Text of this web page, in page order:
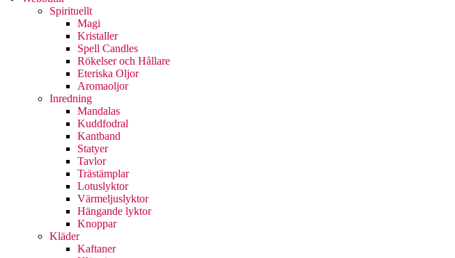
Spirituellt
Magi
Kristaller
Spell Candles
Rökelser och Hållare
Eteriska Oljor
Aromaoljor
Inredning
Mandalas
Kuddfodral
Kantband
Statyer
Tavlor
Trästämplar
Lotuslyktor
Värmeljuslyktor
Hängande lyktor
Knoppar
Kläder
Kaftaner